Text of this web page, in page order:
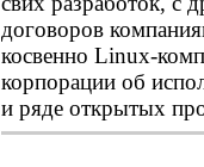
договоров
косвенно Linux-
корпорации об
и ряде открытых